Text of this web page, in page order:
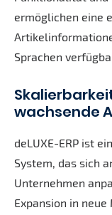
ermöglichen eine
Sprachen
wachsende
deLUXE-ERP ist
System, das sich
Unternehmen
Expansion in